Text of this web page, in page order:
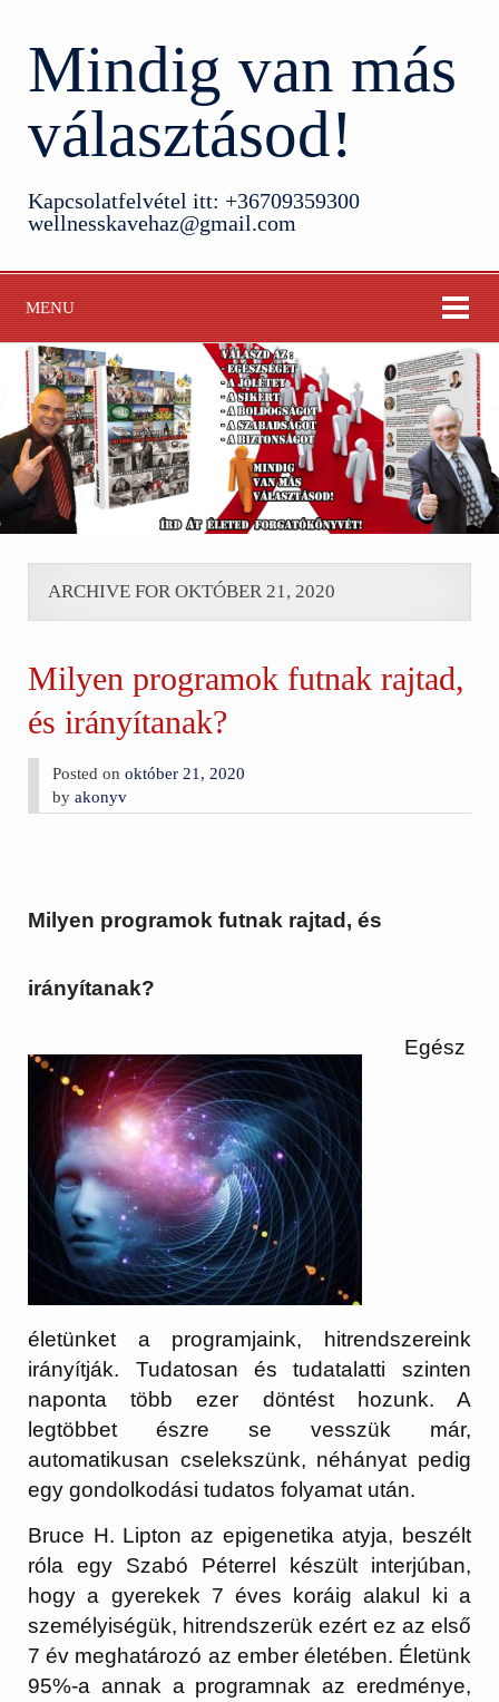
Mindig van más
választásod!
Kapcsolatfelvétel itt: +36709359300
wellnesskavehaz@gmail.com
MENU
ARCHIVE FOR OKTÓBER 21, 2020
Milyen programok futnak rajtad,
és irányítanak?
Posted onoktóber 21, 2020
byakonyv
Milyen programok futnak rajtad, és
irányítanak?
Egész
életünket a programjaink, hitrendszereink
irányítják. Tudatosan és tudatalatti szinten
naponta több ezer döntést hozunk. A
legtöbbet észre se vesszük már,
automatikusan cselekszünk, néhányat pedig
egy gondolkodási tudatos folyamat után.
Bruce H. Lipton az epigenetika atyja, beszélt
róla egy Szabó Péterrel készült interjúban,
hogy a gyerekek 7 éves koráig alakul ki a
személyiségük, hitrendszerük ezért ez az első
7 év meghatározó az ember életében. Életünk
95%-a annak a programnak az eredménye,